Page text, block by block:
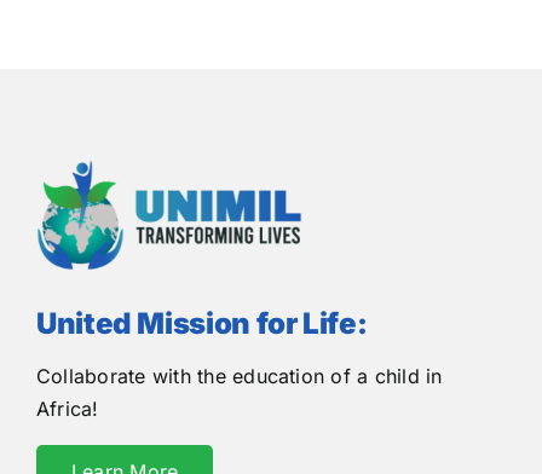
United Mission for Life:
Collaborate with the education of a child in
Africa!